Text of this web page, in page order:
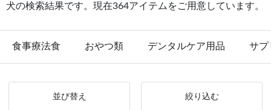
犬の検索結果です。現在364アイテムをご用意しています。
食事療法食 おやつ類 デンタルケア用品 サプ
並び替え 絞り込む